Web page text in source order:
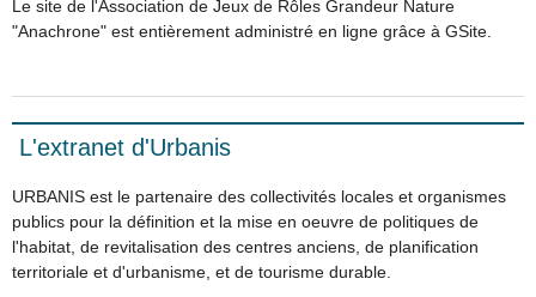
Le site de l'Association de Jeux de Rôles Grandeur Nature
"Anachrone" est entièrement administré en ligne grâce à GSite.
L'extranet d'Urbanis
URBANIS est le partenaire des collectivités locales et organismes
publics pour la définition et la mise en oeuvre de politiques de
l'habitat, de revitalisation des centres anciens, de planification
territoriale et d'urbanisme, et de tourisme durable.